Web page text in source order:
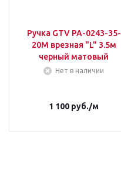
Ручка GTV PA-0243-35-
20M врезная "L" 3.5м
черный матовый
Нет в наличии
1 100 руб./м